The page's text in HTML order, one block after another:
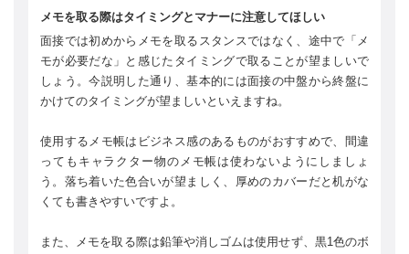
メモを取る際はタイミングとマナーに注意してほしい
面接では初めからメモを取るスタンスではなく、途中で「メ
モが必要だな」と感じたタイミングで取ることが望ましいで
しょう。今説明した通り、基本的には面接の中盤から終盤に
かけてのタイミングが望ましいといえますね。
使用するメモ帳はビジネス感のあるものがおすすめで、間違
ってもキャラクター物のメモ帳は使わないようにしましょ
う。落ち着いた色合いが望ましく、厚めのカバーだと机がな
くても書きやすいですよ。
また、メモを取る際は鉛筆や消しゴムは使用せず、黒1色のボ